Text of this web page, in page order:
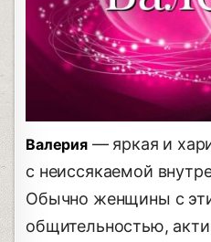
Валерия— яркая и
с неиссякаемой
Обычно женщины с
общительностью,